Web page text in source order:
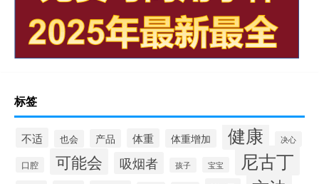
标签
不适 也会 产品 体重 体重增加 健康 决心
口腔 可能会 吸烟者 孩子 宝宝 尼古丁